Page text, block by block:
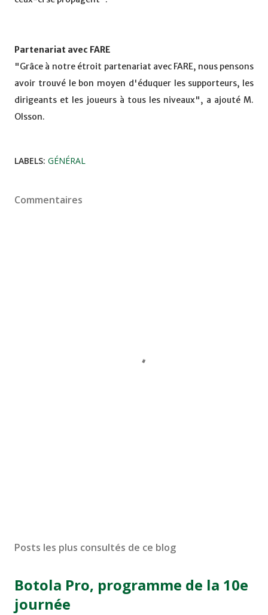
Partenariat avec FARE
"Grâce à notre étroit partenariat avec FARE, nous pensons
avoir trouvé le bon moyen d'éduquer les supporteurs, les
dirigeants et les joueurs à tous les niveaux", a ajouté M.
Olsson.
LABELS: GÉNÉRAL
Commentaires
Posts les plus consultés de ce blog
Botola Pro, programme de la 10e
journée